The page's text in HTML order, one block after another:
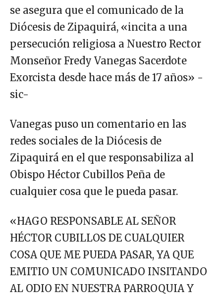
se asegura que el comunicado de la
Diócesis de Zipaquirá, «incita a una
persecución religiosa a Nuestro Rector
Monseñor Fredy Vanegas Sacerdote
Exorcista desde hace más de 17 años» -
sic-
Vanegas puso un comentario en las
redes sociales de la Diócesis de
Zipaquirá en el que responsabiliza al
Obispo Héctor Cubillos Peña de
cualquier cosa que le pueda pasar.
«HAGO RESPONSABLE AL SEÑOR
HÉCTOR CUBILLOS DE CUALQUIER
COSA QUE ME PUEDA PASAR, YA QUE
EMITIO UN COMUNICADO INSITANDO
AL ODIO EN NUESTRA PARROQUIA Y